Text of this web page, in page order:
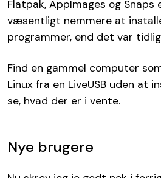
Flatpak, AppImages og
væsentligt nemmere at
programmer, end det var
Find en gammel computer
Linux fra en LiveUSB uden at
se, hvad der er i vente.
Nye brugere